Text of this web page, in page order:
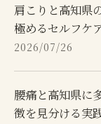
肩こりと高知県
極めるセルフケ
2026/07/26
腰痛と高知県に
徴を見分ける実